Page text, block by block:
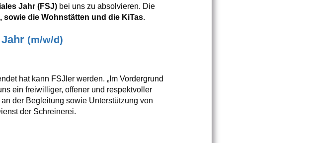
Jahr (FSJ) bei uns zu absolvieren. Die
sowie die Wohnstätten und die KiTas.
(m/w/d)
hat kann FSJler werden. „Im Vordergrund
ein freiwilliger, offener und respektvoller
der Begleitung sowie Unterstützung von
der Schreinerei.